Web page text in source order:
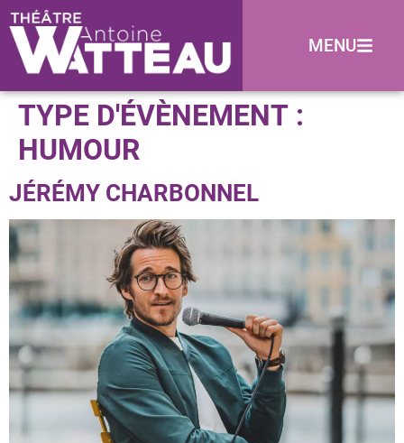
MENU
TYPE D'ÉVÈNEMENT :
HUMOUR
JÉRÉMY CHARBONNEL